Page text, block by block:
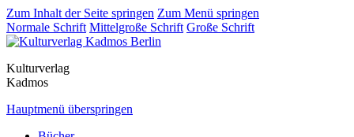
Zum Inhalt der Seite springen Zum Menü springen
Normale Schrift Mittelgroße Schrift Große Schrift
Kulturverlag
Kadmos
Hauptmenü überspringen